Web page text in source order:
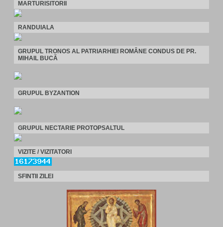
MARTURISITORII
RANDUIALA
GRUPUL TRONOS AL PATRIARHIEI ROMÂNE CONDUS DE PR.
MIHAIL BUCĂ
GRUPUL BYZANTION
GRUPUL NECTARIE PROTOPSALTUL
VIZITE / VIZITATORI
SFINTII ZILEI